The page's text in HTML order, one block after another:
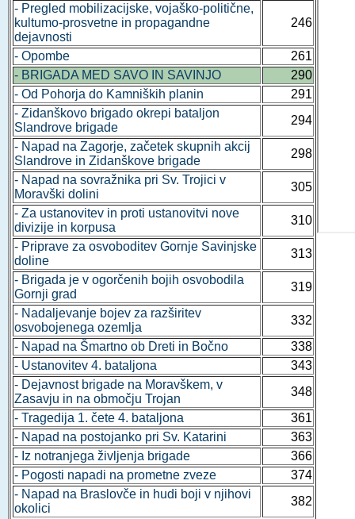
- Pregled mobilizacijske, vojaško-politične,
kultumo-prosvetne in propagandne
dejavnosti
246
- Opombe
261
- BRIGADA MED SAVO IN SAVINJO
290
- Od Pohorja do Kamniških planin
291
- Zidanškovo brigado okrepi bataljon
Slandrove brigade
294
- Napad na Zagorje, začetek skupnih akcij
Slandrove in Zidanškove brigade
298
- Napad na sovražnika pri Sv. Trojici v
Moravški dolini
305
- Za ustanovitev in proti ustanovitvi nove
divizije in korpusa
310
- Priprave za osvoboditev Gornje Savinjske
doline
313
- Brigada je v ogorčenih bojih osvobodila
Gornji grad
319
- Nadaljevanje bojev za razširitev
osvobojenega ozemlja
332
- Napad na Šmartno ob Dreti in Bočno
338
- Ustanovitev 4. bataljona
343
- Dejavnost brigade na Moravškem, v
Zasavju in na območju Trojan
348
- Tragedija 1. čete 4. bataljona
361
- Napad na postojanko pri Sv. Katarini
363
- Iz notranjega življenja brigade
366
- Pogosti napadi na prometne zveze
374
- Napad na Braslovče in hudi boji v njihovi
okolici
382